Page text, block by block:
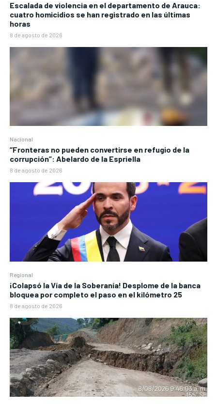
Escalada de violencia en el departamento de Arauca:
cuatro homicidios se han registrado en las últimas
horas
8 de agosto de 2026
Nacional
“Fronteras no pueden convertirse en refugio de la
corrupción”: Abelardo de la Espriella
8 de agosto de 2026
Regional
¡Colapsó la Vía de la Soberanía! Desplome de la banca
bloquea por completo el paso en el kilómetro 25
8 de agosto de 2026